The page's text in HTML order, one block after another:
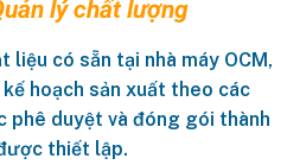
lý chất lượng
liệu có sẵn tại nhà máy OCM,
hoạch sản xuất theo các
phê duyệt và đóng gói thành
thiết lập.